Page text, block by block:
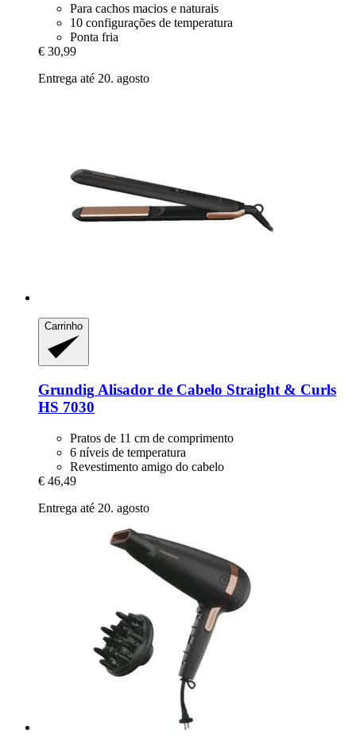
Para cachos macios e naturais
10 configurações de temperatura
Ponta fria
€ 30,99
Entrega até 20. agosto
Carrinho
Grundig Alisador de Cabelo Straight & Curls
HS 7030
Pratos de 11 cm de comprimento
6 níveis de temperatura
Revestimento amigo do cabelo
€ 46,49
Entrega até 20. agosto